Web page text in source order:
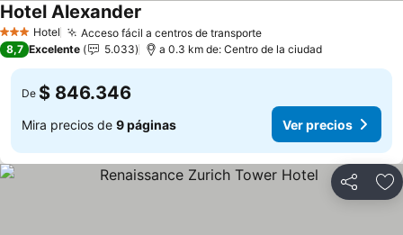
3 Estrellas
Hotel Acceso fácil a centros de transporteVer precios
Hotel Alexander
8,7 Excelente 5.033 a 0.3 km de: Centro de la ciudad
De $ 846.346
Mira precios de 9 páginas Ver precios
Compartir